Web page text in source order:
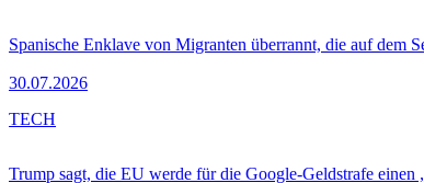
Spanische Enklave von Migranten überrannt, die auf dem
30.07.2026
Trump sagt, die EU werde für die Google-Geldstrafe einen
TECH